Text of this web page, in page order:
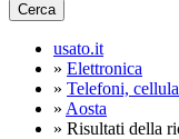
Cerca
usato.it
» Elettronica
» Telefoni,
» Aosta
» Risultati della